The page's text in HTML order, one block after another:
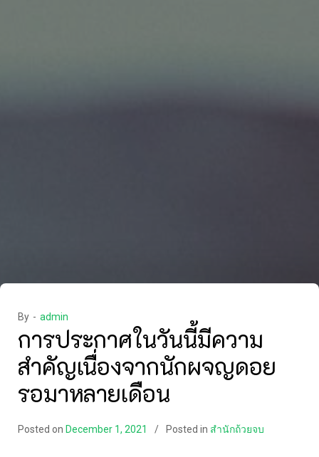
By - admin
การประกาศในวันนี้มีความ
สำคัญเนื่องจากนักผจญดอย
รอมาหลายเดือน
Posted on December 1, 2021 Posted in สำนักถ้วยจบ